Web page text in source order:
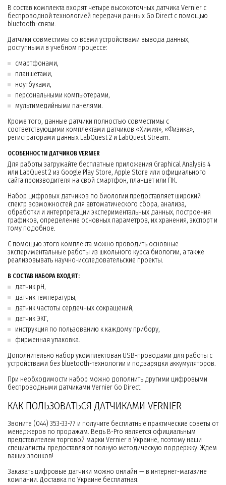
В состав комплекта входят четыре высокоточных датчика Vernier с
беспроводной технологией передачи данных Go Direct с помощью
bluetooth-связи.
Датчики совместимы со всеми устройствами вывода данных,
доступными в учебном процессе:
смартфонами,
планшетами,
ноутбуками,
персональными компьютерами,
мультимедийными панелями.
Кроме того, данные датчики полностью совместимы с
соответствующими комплектами датчиков «Химия», «Физика»,
регистраторами данных LabQuest 2 и LabQuest Stream.
ОСОБЕННОСТИ ДАТЧИКОВ VERNIER
Для работы загружайте бесплатные приложения Graphical Analysis 4
или LabQuest 2 из Google Play Store, Apple Store или официального
сайта производителя на свой смартфон, планшет или ПК.
Набор цифровых датчиков по биологии предоставляет широкий
спектр возможностей для автоматического сбора, анализа,
обработки и интерпретации экспериментальных данных, построения
графиков, определение основных параметров, их хранения, экспорт и
тому подобное.
С помощью этого комплекта можно проводить основные
экспериментальные работы из школьного курса биологии, а также
реализовывать научно-исследовательские проекты.
В СОСТАВ НАБОРА ВХОДЯТ:
датчик pH,
датчик температуры,
датчик частоты сердечных сокращений,
датчик ЭКГ,
инструкция по пользованию к каждому прибору,
фирменная упаковка.
Дополнительно набор укомплектован USB-проводами для работы с
устройствами без bluetooth-технологии и подзарядки аккумуляторов.
При необходимости набор можно дополнить другими цифровыми
беспроводными датчиками Vernier Go Direct.
КАК ПОЛЬЗОВАТЬСЯ ДАТЧИКАМИ VERNIER
Звоните (044) 353-33-77 и получите бесплатные практические советы от
менеджеров по продажам. Ведь B-Pro является официальным
представителем торговой марки Vernier в Украине, поэтому наши
специалисты предоставляют полную методическую поддержку. Ждем
ваших звонков!
Заказать цифровые датчики можно онлайн — в интернет-магазине
компании. Доставка по Украине бесплатная.